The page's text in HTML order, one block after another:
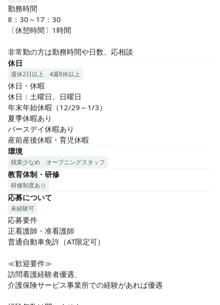
勤務時間
8：30～17：30
〔休憩時間〕1時間
非常勤の方は勤務時間や日数、応相談
休日
週休2日以上 4週8休以上
休日・休暇
休日：土曜日、日曜日
年末年始休暇（12/29～1/3）
夏季休暇あり
バースデイ休暇あり
産前産後休暇・育児休暇
環境
残業少なめ オープニングスタッフ
教育体制・研修
研修制度あり
応募について
未経験可
応募要件
正看護師・准看護師
普通自動車免許（AT限定可）
≪歓迎要件≫
訪問看護経験者優遇、
介護保険サービス事業所での経験があれば優遇